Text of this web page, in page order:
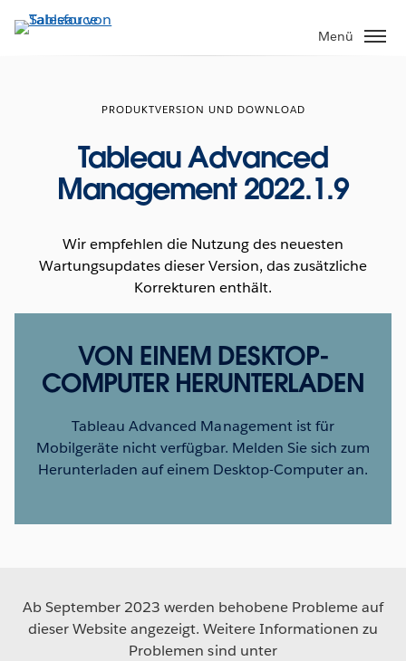
Direkt
zum
Menü
PRODUKTVERSION UND DOWNLOAD
Tableau Advanced
Management 2022.1.9
Wir empfehlen die Nutzung des neuesten
Wartungsupdates dieser Version, das zusätzliche
Korrekturen enthält.
VON EINEM DESKTOP-
COMPUTER HERUNTERLADEN
Tableau Advanced Management ist für
Mobilgeräte nicht verfügbar. Melden Sie sich zum
Herunterladen auf einem Desktop-Computer an.
Ab September 2023 werden behobene Probleme auf
dieser Website angezeigt. Weitere Informationen zu
Problemen sind unter